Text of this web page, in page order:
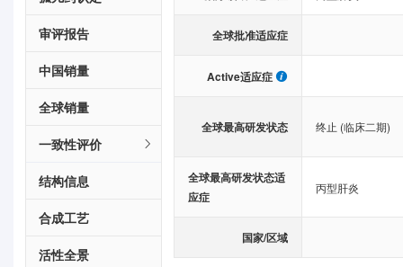
审评报告
中国销量
全球销量
一致性评价
结构信息
合成工艺
活性全景
全球批准适应症
Active适应症
全球最高研发状态 终止 (临床二期)
全球最高研发状态适
应症
丙型肝炎
国家/区域